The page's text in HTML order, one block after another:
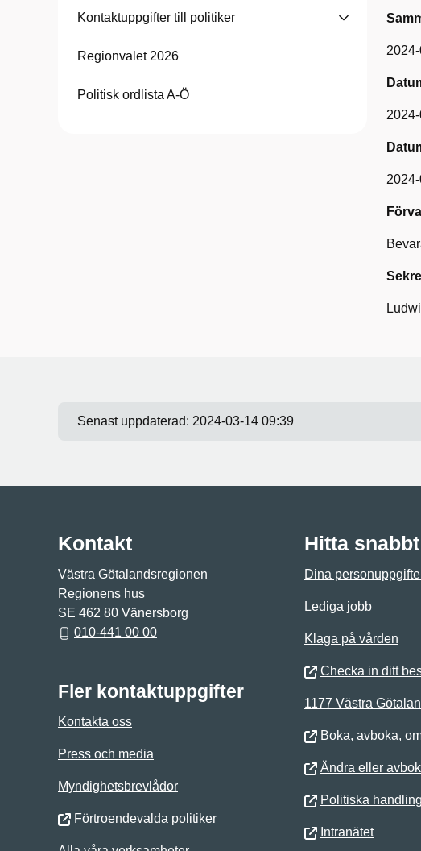
Kontaktuppgifter till politiker
Regionvalet 2026
Politisk ordlista A-Ö
Senast uppdaterad: 2024-03-14 09:39
Kontakt
Västra Götalandsregionen
Regionens hus
SE 462 80 Vänersborg
010-441 00 00
Fler kontaktuppgifter
Kontakta oss
Press och media
Myndighetsbrevlådor
Förtroendevalda politiker
Hitta snabbt
Dina
Lediga jobb
Klaga på vården
Checka in ditt
1177 Västra
Boka, avboka,
Ändra eller
Politiska
Intranätet